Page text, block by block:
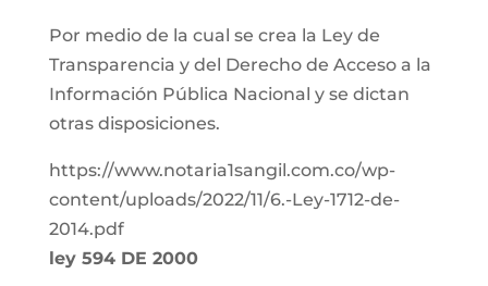
Por medio de la cual se crea la Ley de
Transparencia y del Derecho de Acceso a la
Información Pública Nacional y se dictan
otras disposiciones.
https://www.notaria1sangil.com.co/wp-
content/uploads/2022/11/6.-Ley-1712-de-
2014.pdf
ley 594 DE 2000